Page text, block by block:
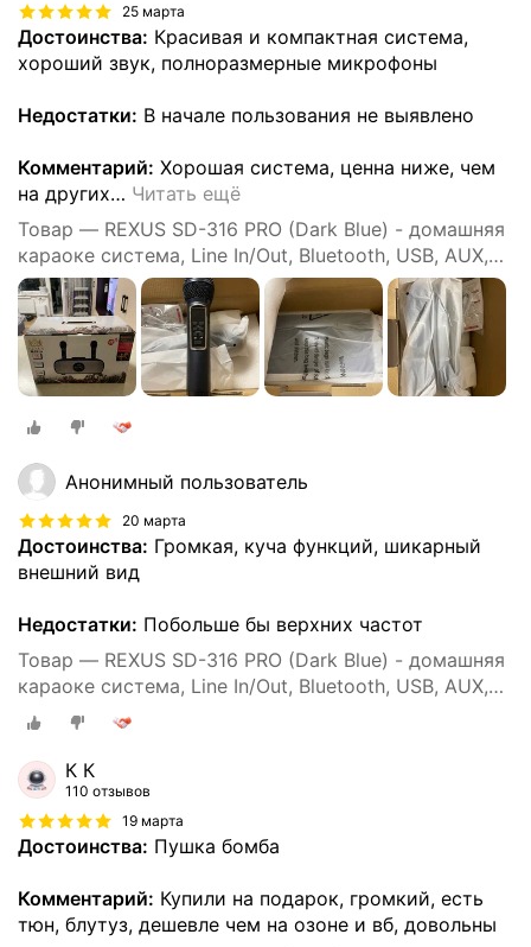
25 марта
Достоинства: Красивая и компактная система,
хороший звук, полноразмерные микрофоны
Недостатки: В начале пользования не выявлено
Комментарий: Хорошая система, ценна ниже, чем
на других… Читать ещё
Товар — REXUS SD-316 PRO (Dark Blue) - домашняя
караоке система, Line In/Out, Bluetooth, USB, AUX,
аплодиcменты
Анонимный пользователь
20 марта
Достоинства: Громкая, куча функций, шикарный
внешний вид
Недостатки: Побольше бы верхних частот
Товар — REXUS SD-316 PRO (Dark Blue) - домашняя
караоке система, Line In/Out, Bluetooth, USB, AUX,
аплодиcменты
К К
110 отзывов
19 марта
Достоинства: Пушка бомба
Комментарий: Купили на подарок, громкий, есть
тюн, блутуз, дешевле чем на озоне и вб, довольны